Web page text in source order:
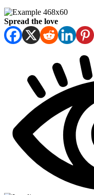
Spread the love